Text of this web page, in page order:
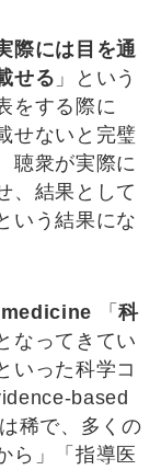
際には目を通
せる 」という
をする際に
せないと完璧
聴衆が実際に
、結果として
いう結果にな
「科
なってきてい
いった科学コ
based
稀で、多くの
ら」「指導医